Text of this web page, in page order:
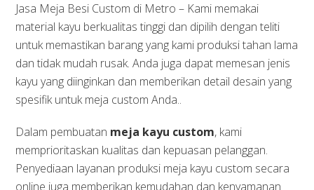
Jasa Meja Besi Custom di Metro – Kami memakai
material kayu berkualitas tinggi dan dipilih dengan teliti
untuk memastikan barang yang kami produksi tahan lama
dan tidak mudah rusak. Anda juga dapat memesan jenis
kayu yang diinginkan dan memberikan detail desain yang
spesifik untuk meja custom Anda..
Dalam pembuatan meja kayu custom, kami
memprioritaskan kualitas dan kepuasan pelanggan.
Penyediaan layanan produksi meja kayu custom secara
online juga memberikan kemudahan dan kenyamanan